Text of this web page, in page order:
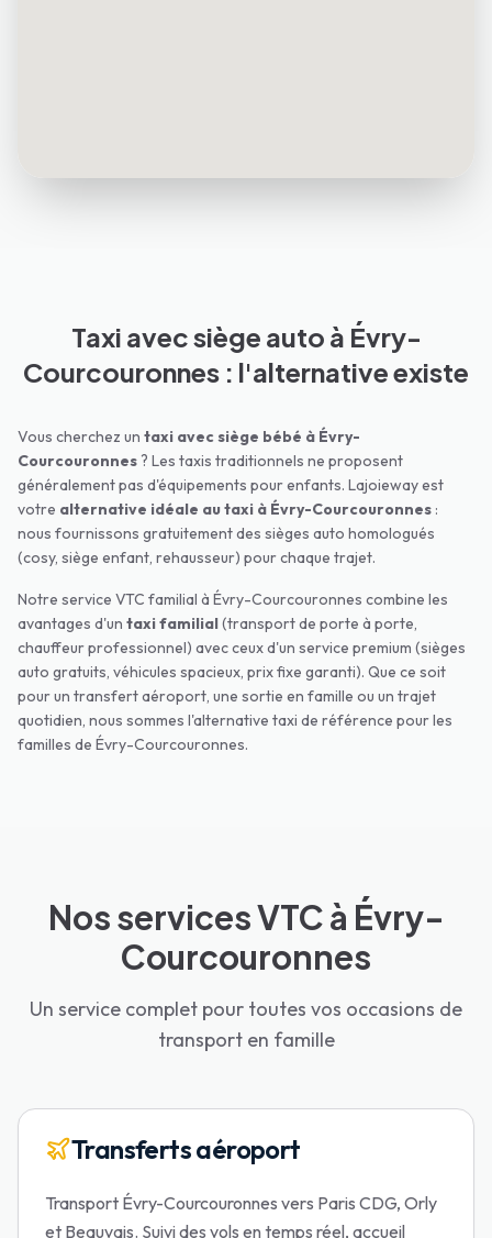
Taxi avec siège auto à Évry-
Courcouronnes : l'alternative existe
Vous cherchez un taxi avec siège bébé à Évry-
Courcouronnes? Les taxis traditionnels ne proposent
généralement pas d'équipements pour enfants. Lajoieway est
votre alternative idéale au taxi à Évry-Courcouronnes :
nous fournissons gratuitement des sièges auto homologués
(cosy, siège enfant, rehausseur) pour chaque trajet.
Notre service VTC familial à Évry-Courcouronnes combine les
avantages d'un taxi familial(transport de porte à porte,
chauffeur professionnel) avec ceux d'un service premium (sièges
auto gratuits, véhicules spacieux, prix fixe garanti). Que ce soit
pour un transfert aéroport, une sortie en famille ou un trajet
quotidien, nous sommes l'alternative taxi de référence pour les
familles de Évry-Courcouronnes.
Nos services VTC à Évry-
Courcouronnes
Un service complet pour toutes vos occasions de
transport en famille
Transferts aéroport
Transport Évry-Courcouronnes vers Paris CDG, Orly
et Beauvais. Suivi des vols en temps réel, accueil